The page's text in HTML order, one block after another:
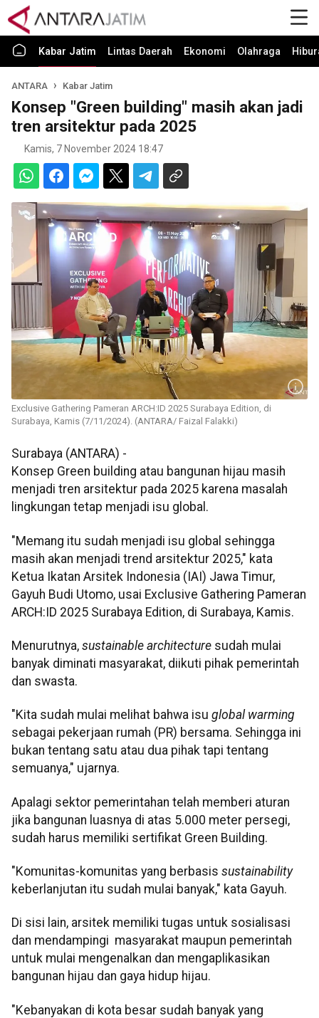
Kabar Jatim Lintas Daerah Ekonomi Olahraga
ANTARA Kabar Jatim
Konsep "Green building" masih akan jadi
tren arsitektur pada 2025
Kamis, 7 November 2024 18:47
Exclusive Gathering Pameran ARCH:ID 2025 Surabaya Edition, di
Surabaya, Kamis (7/11/2024). (ANTARA/ Faizal Falakki)
Surabaya (ANTARA) -
Konsep Green building atau bangunan hijau masih
menjadi tren arsitektur pada 2025 karena masalah
lingkungan tetap menjadi isu global.
"Memang itu sudah menjadi isu global sehingga
masih akan menjadi trend arsitektur 2025," kata
Ketua Ikatan Arsitek Indonesia (IAI) Jawa Timur,
Gayuh Budi Utomo, usai Exclusive Gathering Pameran
ARCH:ID 2025 Surabaya Edition, di Surabaya, Kamis.
Menurutnya, sustainable architecture sudah mulai
banyak diminati masyarakat, diikuti pihak pemerintah
dan swasta.
"Kita sudah mulai melihat bahwa isu global warming
sebagai pekerjaan rumah (PR) bersama. Sehingga ini
bukan tentang satu atau dua pihak tapi tentang
semuanya," ujarnya.
Apalagi sektor pemerintahan telah memberi aturan
jika bangunan luasnya di atas 5.000 meter persegi,
sudah harus memiliki sertifikat Green Building.
"Komunitas-komunitas yang berbasis sustainability
keberlanjutan itu sudah mulai banyak," kata Gayuh.
Di sisi lain, arsitek memiliki tugas untuk sosialisasi
dan mendampingi masyarakat maupun pemerintah
untuk mulai mengenalkan dan mengaplikasikan
bangunan hijau dan gaya hidup hijau.
"Kebanyakan di kota besar sudah banyak yang